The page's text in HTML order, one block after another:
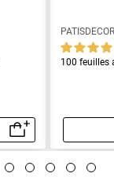
100 feuilles